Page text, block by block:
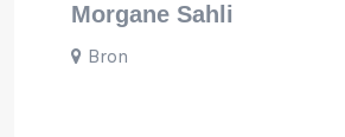
Morgane Sahli
Bron